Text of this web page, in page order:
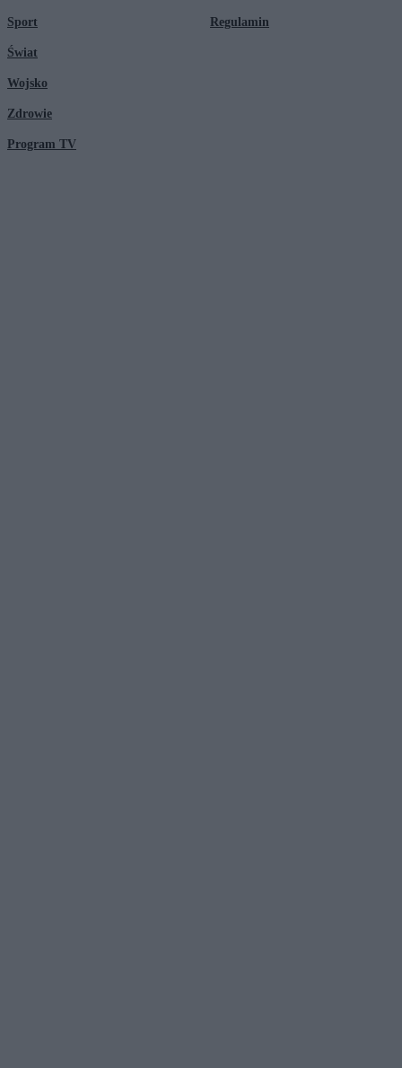
Sport
Świat
Wojsko
Zdrowie
Program TV
Regulamin